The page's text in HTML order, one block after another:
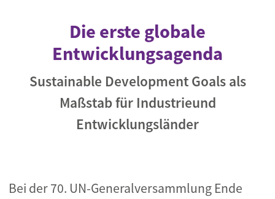
Die erste globale
Entwicklungsagenda
Sustainable Development Goals als
Maßstab für Industrieund
Entwicklungsländer
Bei der 70. UN-Generalversammlung Ende